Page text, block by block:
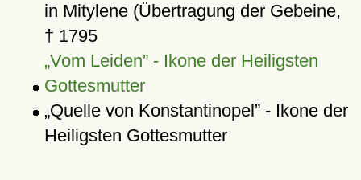
in Mitylene (Übertragung der Gebeine,
† 1795
Vom Leiden - Ikone der Heiligsten
Gottesmutter
Quelle von Konstantinopel - Ikone der
Heiligsten Gottesmutter